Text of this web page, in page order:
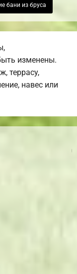
бани из бруса
изменены.
террасу,
навес или